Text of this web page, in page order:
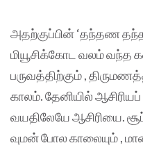
அதற்குப்பின் ‘தந்தண
மியூசிக்கோட வலம் வந்த
பருவத்திற்கும் ,
காலம். தேனியில் ஆசிரியப்
வயதிலேயே ஆசிரியை.
வுமன் போல காலையும் ,